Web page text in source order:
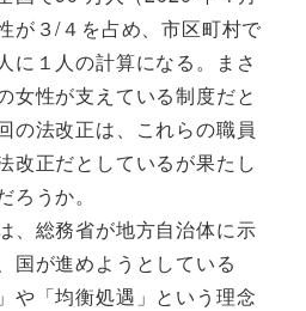
が３/４を占め、市区町村で
に１人の計算になる。まさ
女性が支えている制度だと
の法改正は、これらの職員
改正だとしているが果たし
うか。
、総務省が地方自治体に示
国が進めようとしている
や「均衡処遇」という理念